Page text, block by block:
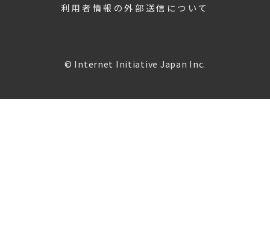
利用者情報の外部送信について
© Internet Initiative Japan Inc.